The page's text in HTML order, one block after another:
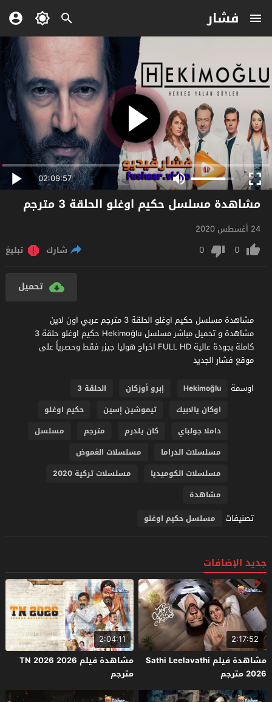
فشار
02:09:57
مشاهدة مسلسل حكيم اوغلو الحلقة 3 مترجم
24 أغسطس 2020
0
0 شارك تبليغ
تحميل
مشاهدة مسلسل حكيم اوغلو الحلقة 3 مترجم عربي اون لاين
مشاهدة و تحميل مباشر مسلسل Hekimoğlu حكيم اوغلو حلقة 3
كاملة بجودة عالية FULL HD اخراج هوليا جيزر فقط وحصرياً على
موقع فشار الجديد
اوسمة
Hekimoğlu إبرو أوزكان
الحلقة 3
اوكان يالابيك
تيموشين إسين
حكيم اوغلو
داملا جولباي
كان يلدرم مترجم
مسلسل
مسلسلات الدراما
مسلسلات الغموض
مسلسلات الكوميديا
مسلسلات تركية 2020
مشاهدة
تصنيفات مسلسل حكيم اوغلو
جديد الإضافات
2:17:52
مشاهدة فيلم Sathi Leelavathi
2026 مترجم
2:04:11
مشاهدة فيلم TN 2026 2026
مترجم